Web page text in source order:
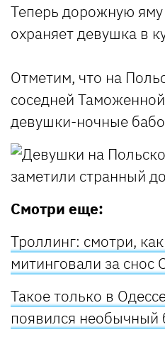
Теперь дорожную
охраняет девушка в
Отметим, что на
соседней
девушки-ночные
Смотри еще:
Троллинг: смотри,
митинговали за снос
Такое только в
появился необычный